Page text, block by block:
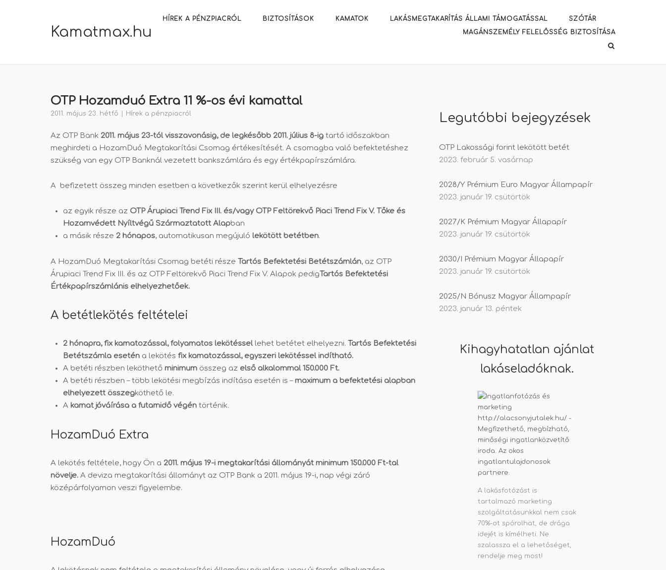
Kamatmax.hu
HÍREK A PÉNZPIACRÓL BIZTOSÍTÁSOK KAMATOK LAKÁSMEGTAKARÍTÁS ÁLLAMI TÁMOGATÁSSAL
SZÓTÁR
MAGÁNSZEMÉLY FELELŐSSÉG BIZTOSÍTÁSA
OTP Hozamduó Extra 11 %-os évi kamattal
2011. május 23. hétfő Hírek a pénzpiacról
Az OTP Bank 2011. május 23-tól visszavonásig, de legkésőbb 2011. július 8-ig tartó időszakban
meghirdeti a HozamDuó Megtakarítási Csomag értékesítését. A csomagba való befektetéshez
szükség van egy OTP Banknál vezetett bankszámlára és egy értékpapírszámlára.
A befizetett összeg minden esetben a következők szerint kerül elhelyezésre
az egyik része az OTP Árupiaci Trend Fix III. és/vagy OTP Feltörekvő Piaci Trend Fix V. Tőke és
Hozamvédett Nyíltvégű Származtatott Alapban
a másik része 2 hónapos, automatikusan megújuló lekötött betétben.
A HozamDuó Megtakarítási Csomag betéti része Tartós Befektetési Betétszámlán, az OTP
Árupiaci Trend Fix III. és az OTP Feltörekvő Piaci Trend Fix V. Alapok pedigTartós Befektetési
Értékpapírszámlánis elhelyezhetőek.
A betétlekötés feltételei
2 hónapra, fix kamatozással, folyamatos lekötéssellehet betétet elhelyezni. Tartós Befektetési
Betétszámla esetén a lekötés fix kamatozással, egyszeri lekötéssel indítható.
A betéti részben leköthető minimum összeg az első alkalommal 150.000 Ft.
A betéti részben – több lekötési megbízás indítása esetén is –maximum a befektetési alapban
elhelyezett összegköthető le.
A kamat jóváírása a futamidő végén történik.
HozamDuó Extra
A lekötés feltétele, hogy Ön a 2011. május 19-i megtakarítási állományát minimum 150.000 Ft-tal
növelje. A deviza megtakarítási állományt az OTP Bank a 2011. május 19-i, nap végi záró
középárfolyamon veszi figyelembe.
HozamDuó
Legutóbbi bejegyzések
OTP Lakossági forint lekötött betét
2023. február 5. vasárnap
2028/Y Prémium Euro Magyar Állampapír
2023. január 19. csütörtök
2027/K Prémium Magyar Állapapír
2023. január 19. csütörtök
2030/I Prémium Magyar Állapapír
2023. január 19. csütörtök
2025/N Bónusz Magyar Állampapír
2023. január 13. péntek
Kihagyhatatlan ajánlat
lakáseladóknak.
A lakásfotózást is
tartalmazó marketing
szolgáltatásunkkal nem csak
70%-ot spórolhat, de drága
idejét is kímélheti. Ne
szalassza el a lehetőséget,
rendelje meg most!